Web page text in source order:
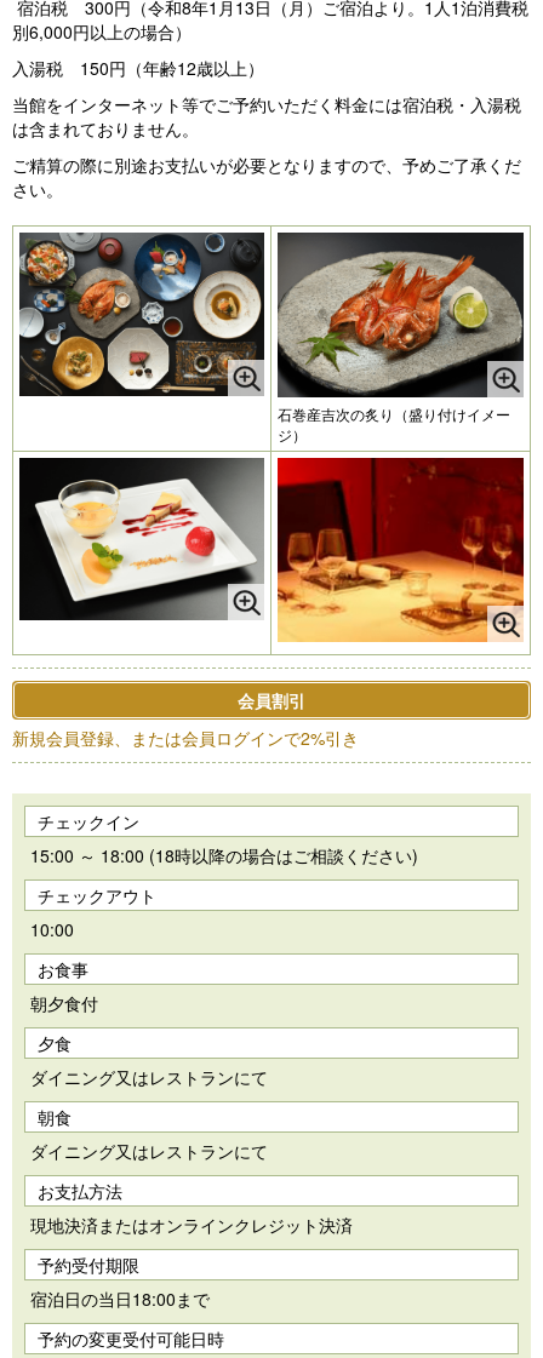
宿泊税 300円（令和8年1月13日（月）ご宿泊より。1人1泊消費税
別6,000円以上の場合）
入湯税 150円（年齢12歳以上）
当館をインターネット等でご予約いただく料金には宿泊税・入湯税
は含まれておりません。
ご精算の際に別途お支払いが必要となりますので、予めご了承くだ
さい。
石巻産吉次の炙り（盛り付けイメー
ジ）
会員割引
新規会員登録、または会員ログインで2%引き
チェックイン
15:00 ～ 18:00 (18時以降の場合はご相談ください)
チェックアウト
10:00
お食事
朝夕食付
夕食
ダイニング又はレストランにて
朝食
ダイニング又はレストランにて
お支払方法
現地決済またはオンラインクレジット決済
予約受付期限
宿泊日の当日18:00まで
予約の変更受付可能日時